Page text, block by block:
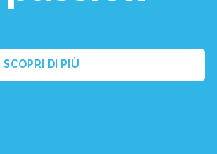
SCOPRI DI PIÙ